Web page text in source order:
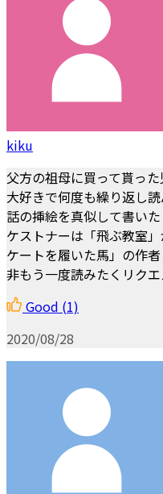
kiku
父方の祖母に買って貰った
大好きで何度も繰り返し
話の挿絵を真似して書いた
ケストナーは「飛ぶ教室
ケートを履いた馬」の作
非もう一度読みたくリクエ
Good (1)
2020/08/28